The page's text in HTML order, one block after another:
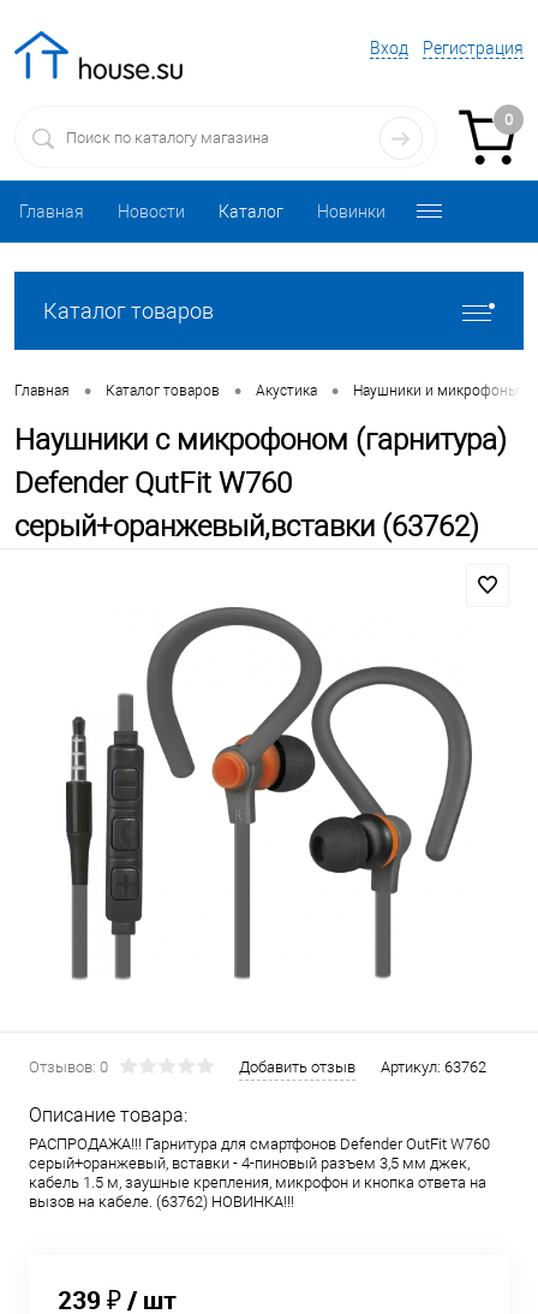
Вход Регистрация
0
Главная Новости Каталог Новинки
Каталог товаров
Главная • Каталог товаров • Акустика • Наушники и микрофоны
Наушники с микрофоном (гарнитура)
Defender QutFit W760
серый+оранжевый,вставки (63762)
Отзывов: 0 Добавить отзыв Артикул: 63762
Описание товара:
РАСПРОДАЖА!!! Гарнитура для смартфонов Defender OutFit W760
серый+оранжевый, вставки - 4-пиновый разъем 3,5 мм джек,
кабель 1.5 м, заушные крепления, микрофон и кнопка ответа на
вызов на кабеле. (63762) НОВИНКА!!!
239 ₽/ шт